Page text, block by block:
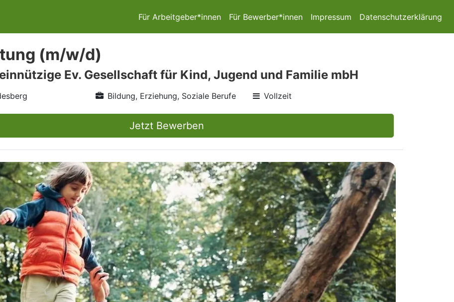
Für Arbeitgeber*innen Für Bewerber*innen Impressum Datenschutzerklärung
(m/w/d)
Ev. Gesellschaft für Kind, Jugend und Familie mbH
Bildung, Erziehung, Soziale Berufe Vollzeit
Jetzt Bewerben